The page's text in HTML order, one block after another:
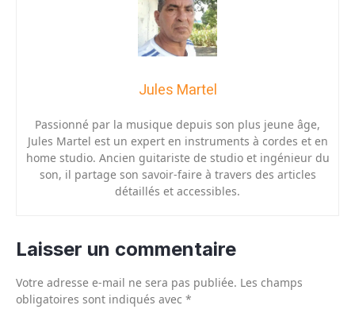
Jules Martel
Passionné par la musique depuis son plus jeune âge,
Jules Martel est un expert en instruments à cordes et en
home studio. Ancien guitariste de studio et ingénieur du
son, il partage son savoir-faire à travers des articles
détaillés et accessibles.
Laisser un commentaire
Votre adresse e-mail ne sera pas publiée. Les champs
obligatoires sont indiqués avec *